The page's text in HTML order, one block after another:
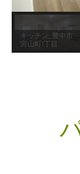
キッチン_豊中市
宮山町1丁目